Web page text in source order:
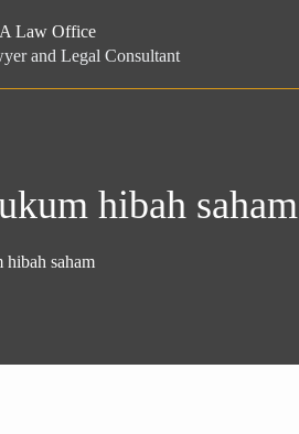
Law Office
and Legal Consultant
hibah saham
hibah saham